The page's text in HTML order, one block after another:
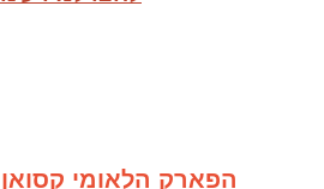
הפארק הלאומי קסואן